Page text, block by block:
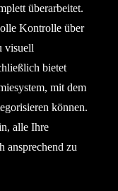
überarbeitet.
Kontrolle über
visuell
bietet
mit dem
können.
alle Ihre
ansprechend zu